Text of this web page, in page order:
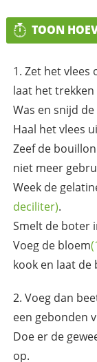
TOON
Zet het vlees
laat het
Was en snijd
Haal het vlees
Zeef de
niet meer
Week de
deciliter).
Smelt de boter
Voeg de bloem
kook en laat de
Voeg dan
een gebonden
Doe er de
op.